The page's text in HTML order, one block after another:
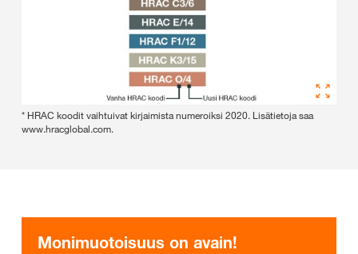
* HRAC koodit vaihtuivat kirjaimista numeroiksi 2020. Lisätietoja saa
www.hracglobal.com.
Monimuotoisuus on avain!